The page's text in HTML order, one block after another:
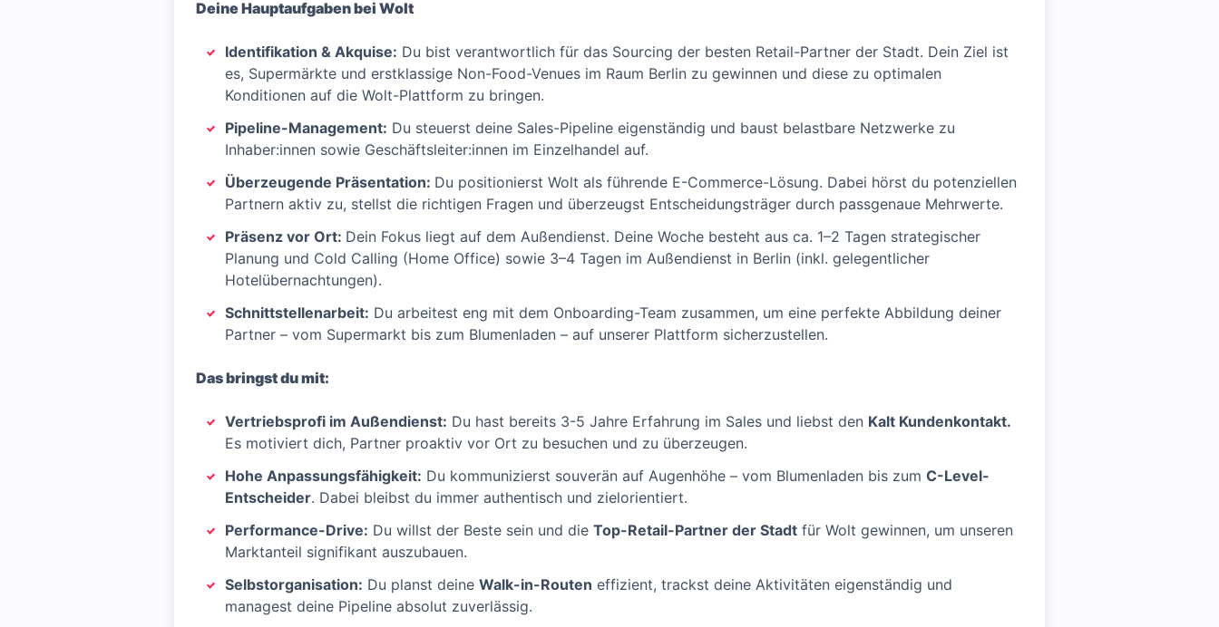
Deine Hauptaufgaben bei Wolt
Identifikation & Akquise: Du bist verantwortlich für das Sourcing der besten Retail-Partner der Stadt. Dein Ziel ist
es, Supermärkte und erstklassige Non-Food-Venues im Raum Berlin zu gewinnen und diese zu optimalen
Konditionen auf die Wolt-Plattform zu bringen.
Pipeline-Management: Du steuerst deine Sales-Pipeline eigenständig und baust belastbare Netzwerke zu
Inhaber:innen sowie Geschäftsleiter:innen im Einzelhandel auf.
Überzeugende Präsentation: Du positionierst Wolt als führende E-Commerce-Lösung. Dabei hörst du potenziellen
Partnern aktiv zu, stellst die richtigen Fragen und überzeugst Entscheidungsträger durch passgenaue Mehrwerte.
Präsenz vor Ort: Dein Fokus liegt auf dem Außendienst. Deine Woche besteht aus ca. 1–2 Tagen strategischer
Planung und Cold Calling (Home Office) sowie 3–4 Tagen im Außendienst in Berlin (inkl. gelegentlicher
Hotelübernachtungen).
Schnittstellenarbeit: Du arbeitest eng mit dem Onboarding-Team zusammen, um eine perfekte Abbildung deiner
Partner – vom Supermarkt bis zum Blumenladen – auf unserer Plattform sicherzustellen.
Das bringst du mit:
Vertriebsprofi im Außendienst: Du hast bereits 3-5 Jahre Erfahrung im Sales und liebst den Kalt Kundenkontakt.
Es motiviert dich, Partner proaktiv vor Ort zu besuchen und zu überzeugen.
Hohe Anpassungsfähigkeit: Du kommunizierst souverän auf Augenhöhe – vom Blumenladen bis zum C-Level-
Entscheider. Dabei bleibst du immer authentisch und zielorientiert.
Performance-Drive: Du willst der Beste sein und die Top-Retail-Partner der Stadt für Wolt gewinnen, um unseren
Marktanteil signifikant auszubauen.
Selbstorganisation: Du planst deine Walk-in-Routen effizient, trackst deine Aktivitäten eigenständig und
managest deine Pipeline absolut zuverlässig.